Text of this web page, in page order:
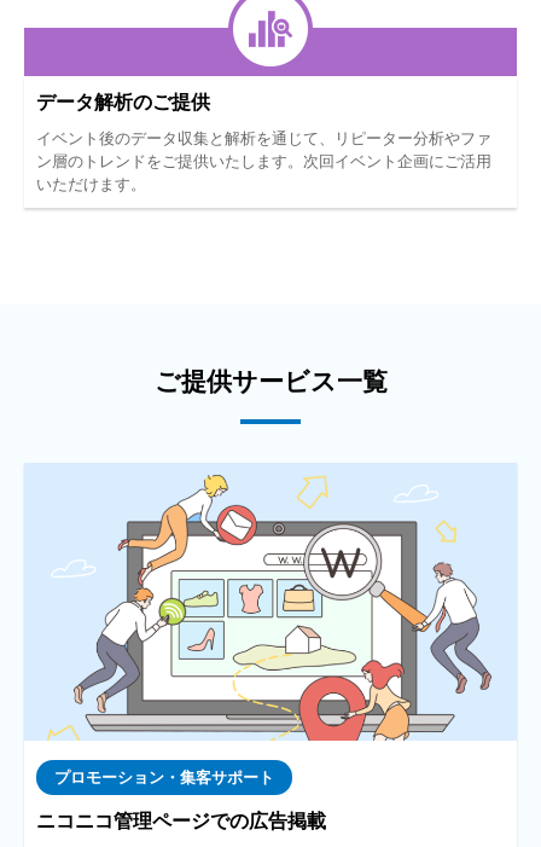
データ解析のご提供
イベント後のデータ収集と解析を通じて、リピーター分析やファ
ン層のトレンドをご提供いたします。次回イベント企画にご活用
いただけます。
ご提供サービス一覧
プロモーション・集客サポート
ニコニコ管理ページでの広告掲載